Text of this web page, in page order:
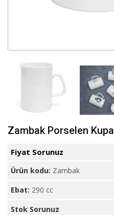
Zambak Porselen Kupa
Fiyat Sorunuz
Ürün kodu: Zambak
Ebat: 290 cc
Stok Sorunuz